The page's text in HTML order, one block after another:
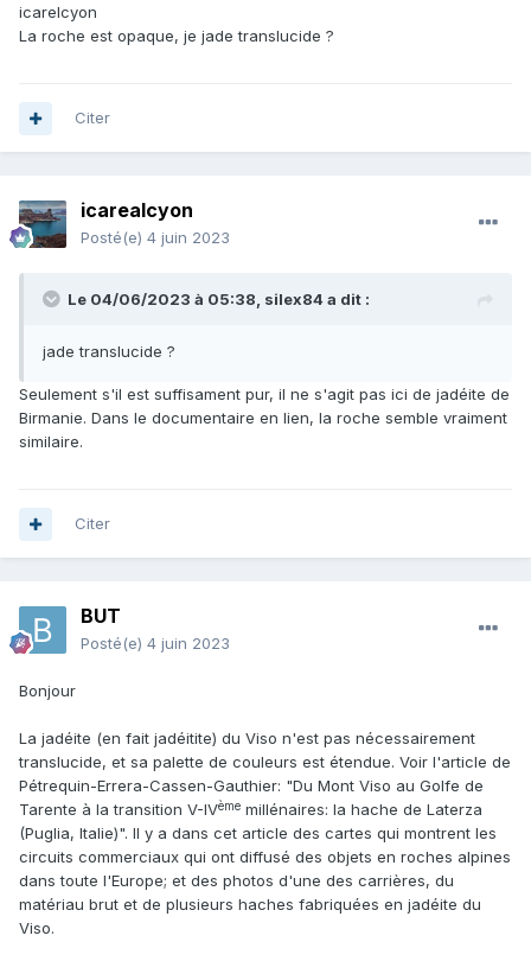
icarelcyon
La roche est opaque, je jade translucide ?
Citer
icarealcyon
Posté(e) 4 juin 2023
Le 04/06/2023 à 05:38, silex84 a dit :
jade translucide ?
Seulement s'il est suffisament pur, il ne s'agit pas ici de jadéite de
Birmanie. Dans le documentaire en lien, la roche semble vraiment
similaire.
Citer
BUT
Posté(e) 4 juin 2023
Bonjour
La jadéite (en fait jadéitite) du Viso n'est pas nécessairement
translucide, et sa palette de couleurs est étendue. Voir l'article de
Pétrequin-Errera-Cassen-Gauthier: "Du Mont Viso au Golfe de
Tarente à la transition V-IVème millénaires: la hache de Laterza
(Puglia, Italie)". Il y a dans cet article des cartes qui montrent les
circuits commerciaux qui ont diffusé des objets en roches alpines
dans toute l'Europe; et des photos d'une des carrières, du
matériau brut et de plusieurs haches fabriquées en jadéite du
Viso.